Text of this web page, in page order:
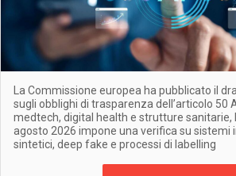
La Commissione europea ha pubblicato il
sugli obblighi di trasparenza dell’articolo 50
medtech, digital health e strutture sanitarie,
agosto 2026 impone una verifica su sistemi
sintetici, deep fake e processi di labelling